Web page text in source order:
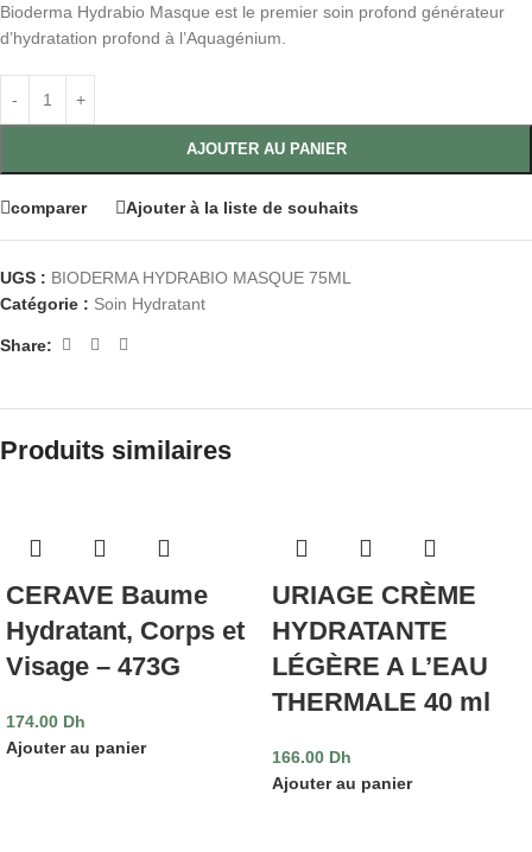
Bioderma Hydrabio Masque est le premier soin profond générateur
d’hydratation profond à l’Aquagénium.
AJOUTER AU PANIER
comparer Ajouter à la liste de souhaits
UGS : BIODERMA HYDRABIO MASQUE 75ML
Catégorie : Soin Hydratant
Share:
Produits similaires
CERAVE Baume
Hydratant, Corps et
Visage – 473G
174.00 Dh
Ajouter au panier
URIAGE CRÈME
HYDRATANTE
LÉGÈRE A L’EAU
THERMALE 40 ml
166.00 Dh
Ajouter au panier